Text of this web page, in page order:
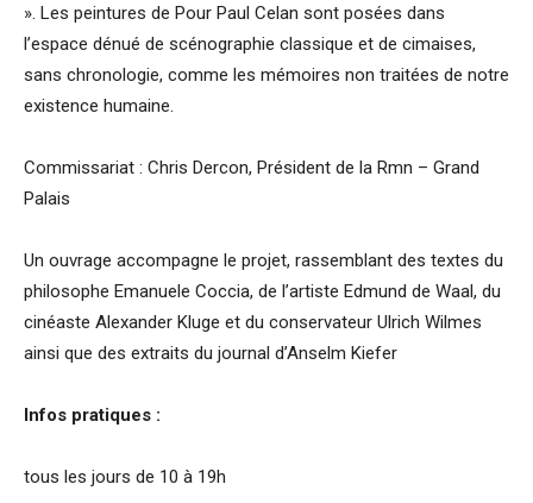
». Les peintures de Pour Paul Celan sont posées dans
l’espace dénué de scénographie classique et de cimaises,
sans chronologie, comme les mémoires non traitées de notre
existence humaine.
Commissariat : Chris Dercon, Président de la Rmn – Grand
Palais
Un ouvrage accompagne le projet, rassemblant des textes du
philosophe Emanuele Coccia, de l’artiste Edmund de Waal, du
cinéaste Alexander Kluge et du conservateur Ulrich Wilmes
ainsi que des extraits du journal d’Anselm Kiefer
Infos pratiques :
tous les jours de 10 à 19h